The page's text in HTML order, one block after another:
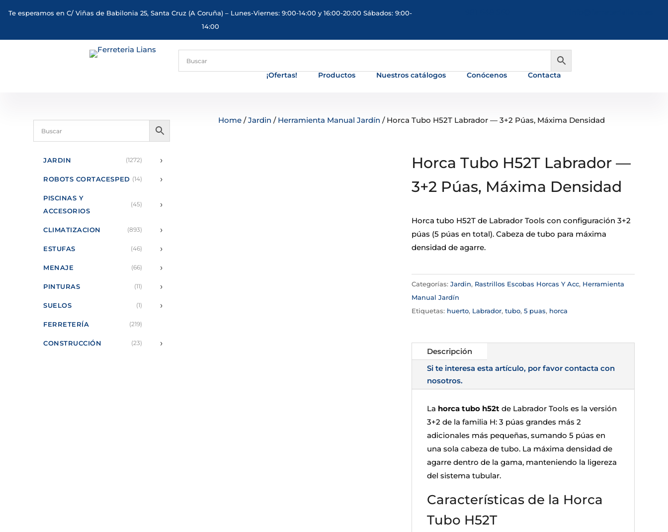
Te esperamos en C/ Viñas de Babilonia 25, Santa Cruz (A Coruña) – Lunes-Viernes: 9:00-14:00 y 16:00-20:00 Sábados: 9:00-
14:00
¡Ofertas! Productos Nuestros catálogos Conócenos Contacta
JARDIN (1272) ›
ROBOTS CORTACESPED (14) ›
PISCINAS Y
ACCESORIOS
(45) ›
CLIMATIZACION (893) ›
ESTUFAS (46) ›
MENAJE (66) ›
PINTURAS (11) ›
SUELOS (1) ›
FERRETERÍA (219)
CONSTRUCCIÓN (23) ›
Home/Jardin / Herramienta Manual Jardín / Horca Tubo H52T Labrador — 3+2 Púas, Máxima Densidad
Horca Tubo H52T Labrador —
3+2 Púas, Máxima Densidad
Horca tubo H52T de Labrador Tools con configuración 3+2
púas (5 púas en total). Cabeza de tubo para máxima
densidad de agarre.
Categorías: Jardin, Rastrillos Escobas Horcas Y Acc, Herramienta
Manual Jardín
Etiquetas: huerto, Labrador, tubo, 5 puas, horca
Descripción
Si te interesa esta artículo, por favor contacta con
nosotros.
La horca tubo h52t de Labrador Tools es la versión
3+2 de la familia H: 3 púas grandes más 2
adicionales más pequeñas, sumando 5 púas en
una sola cabeza de tubo. La máxima densidad de
agarre dentro de la gama, manteniendo la ligereza
del sistema tubular.
Características de la Horca
Tubo H52T